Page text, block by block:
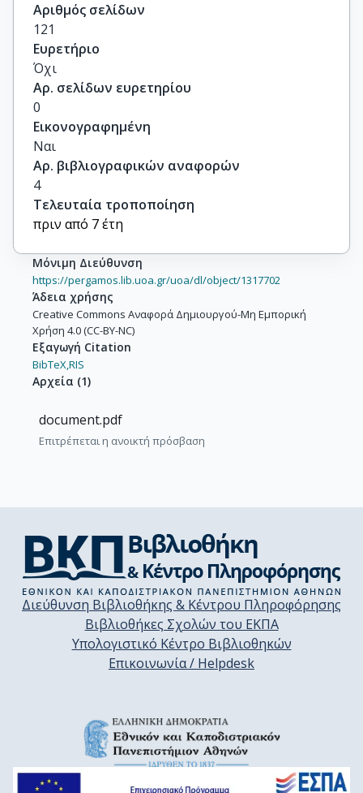
Αριθμός σελίδων
121
Ευρετήριο
Όχι
Αρ. σελίδων ευρετηρίου
0
Εικονογραφημένη
Ναι
Αρ. βιβλιογραφικών αναφορών
4
Τελευταία τροποποίηση
πριν από 7 έτη
Μόνιμη Διεύθυνση
https://pergamos.lib.uoa.gr/uoa/dl/object/1317702
Άδεια χρήσης
Creative Commons Αναφορά Δημιουργού-Μη Εμπορική
Χρήση 4.0 (CC-BY-NC)
Εξαγωγή Citation
BibTeX,RIS
Αρχεία (1)
document.pdf
Επιτρέπεται η ανοικτή πρόσβαση
Διεύθυνση Βιβλιοθήκης & Κέντρου Πληροφόρησης
Βιβλιοθήκες Σχολών του ΕΚΠΑ
Υπολογιστικό Κέντρο Βιβλιοθηκών
Επικοινωνία / Helpdesk